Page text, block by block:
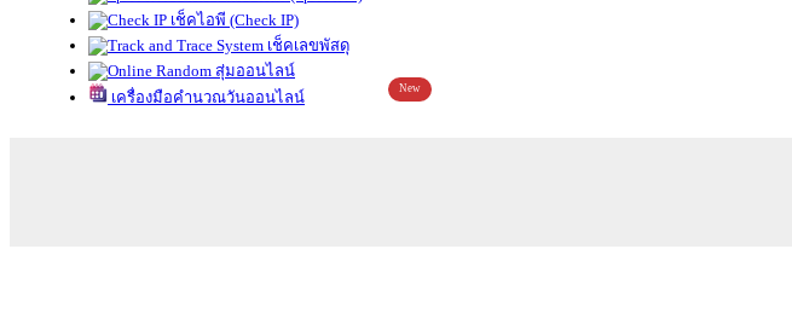
เช็คไอพี (Check IP)
เช็คเลขพัสดุ
สุ่มออนไลน์
เครื่องมือคำนวณวันออนไลน์
New